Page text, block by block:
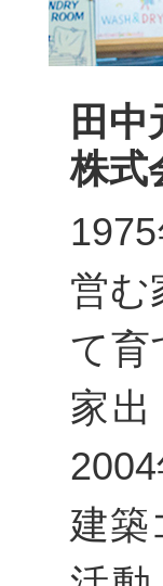
田
株式
営む
て育
家
建築